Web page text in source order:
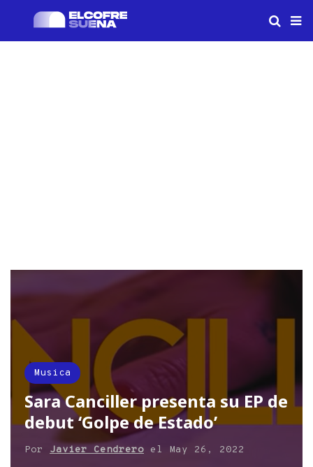
Musica
Sara Canciller presenta su EP de
debut ‘Golpe de Estado’
Por Javier Cendrero el May 26, 2022